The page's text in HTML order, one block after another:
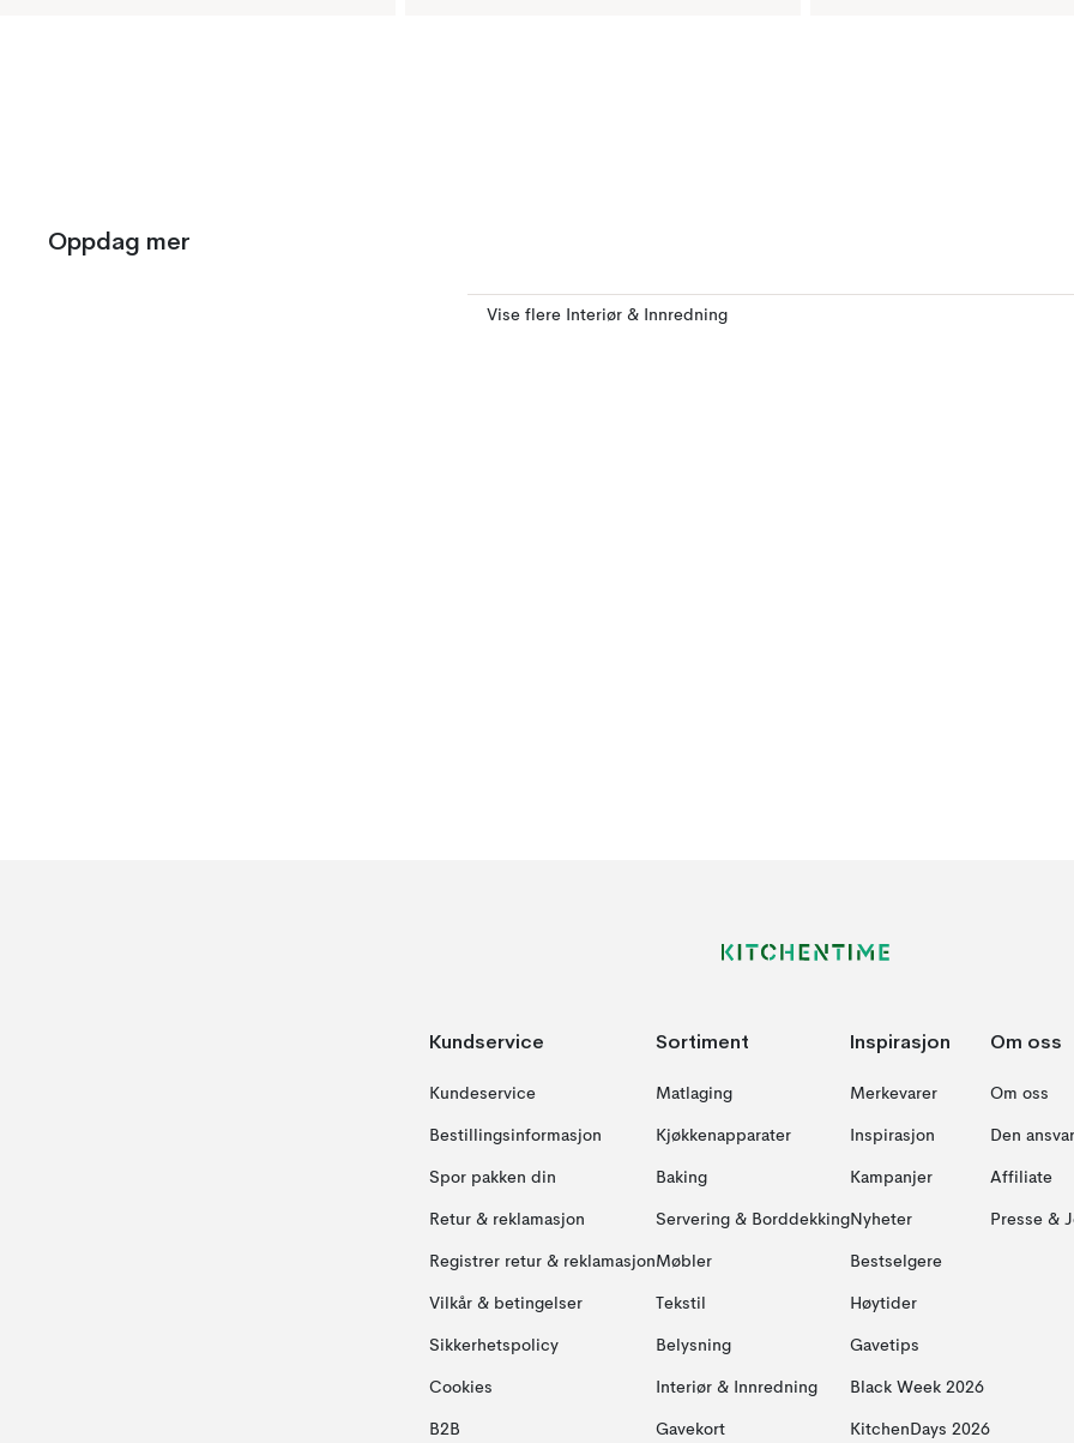
Oppdag mer
Vise flere Interiør & Innredning
Kundservice
Kundeservice
Bestillingsinformasjon
Spor pakken din
Retur & reklamasjon
Registrer retur & reklamasjon
Vilkår & betingelser
Sikkerhetspolicy
Cookies
B2B
Sortiment
Matlaging
Kjøkkenapparater
Baking
Servering & Borddekking
Møbler
Tekstil
Belysning
Interiør & Innredning
Gavekort
Inspirasjon
Merkevarer
Inspirasjon
Kampanjer
Nyheter
Bestselgere
Høytider
Gavetips
Black Week 2026
KitchenDays 2026
Om oss
Om oss
Den
Affiliate
Presse &